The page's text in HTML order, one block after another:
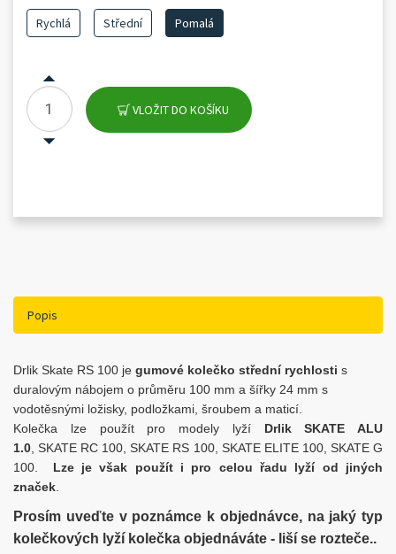
Rychlá
Střední Pomalá
VLOŽIT DO KOŠÍKU
Popis
Drlik Skate RS 100 je gumové kolečko střední rychlosti s
duralovým nábojem o průměru 100 mm a šířky 24 mm s
vodotěsnými ložisky, podložkami, šroubem a maticí.
Kolečka lze použít pro modely lyží Drlik SKATE ALU
1.0 , SKATE RC 100, SKATE RS 100, SKATE ELITE 100, SKATE G
100. Lze je však použít i pro celou řadu lyží od jiných
značek
Prosím uveďte v poznámce k objednávce, na jaký typ
kolečkových lyží kolečka objednáváte - liší se rozteče..